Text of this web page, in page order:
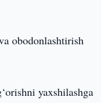
obodonlashtirish
yaxshilashga